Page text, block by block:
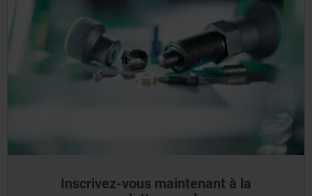
Inscrivez-vous maintenant à la